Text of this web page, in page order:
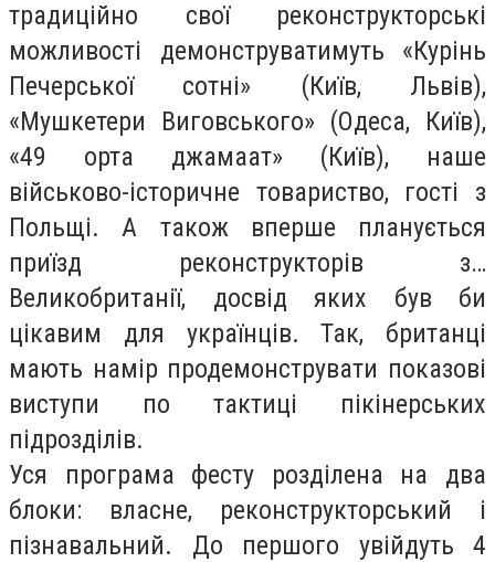
традиційно свої реконструкторські
можливості демонструватимуть «Курінь
Печерської сотні» (Київ, Львів),
«Мушкетери Виговського» (Одеса, Київ),
«49 орта джамаат» (Київ), наше
військово-історичне товариство, гості з
Польщі. А також вперше планується
приїзд реконструкторів з…
Великобританії, досвід яких був би
цікавим для українців. Так, британці
мають намір продемонструвати показові
виступи по тактиці пікінерських
підрозділів.
Уся програма фесту розділена на два
блоки: власне, реконструкторський і
пізнавальний. До першого увійдуть 4